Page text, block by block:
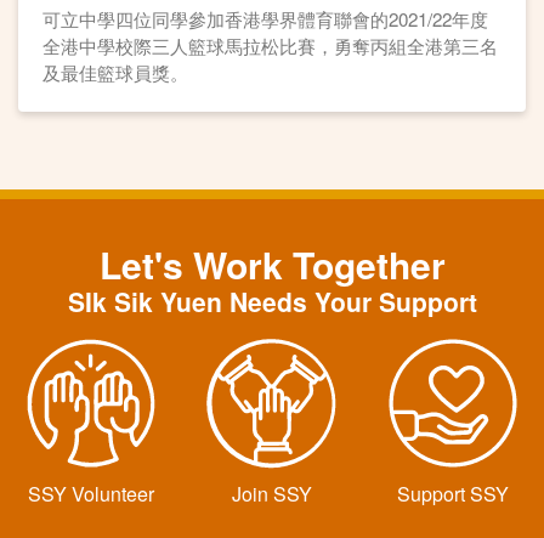
可立中學四位同學參加香港學界體育聯會的2021/22年度
全港中學校際三人籃球馬拉松比賽，勇奪丙組全港第三名
及最佳籃球員獎。
Let's Work Together
SIk Sik Yuen Needs Your Support
SSY Volunteer Join SSY Support SSY